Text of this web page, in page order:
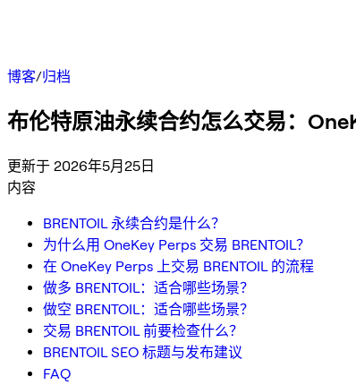
博客/归档
布伦特原油永续合约怎么交易：
更新于 2026年5月25日
内容
BRENTOIL 永续合约是什么？
为什么用 OneKey Perps 交易 BRENTOIL？
在 OneKey Perps 上交易 BRENTOIL 的流程
做多 BRENTOIL：适合哪些场景？
做空 BRENTOIL：适合哪些场景？
交易 BRENTOIL 前要检查什么？
BRENTOIL SEO 标题与发布建议
FAQ